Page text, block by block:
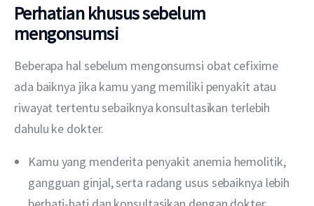
Perhatian khusus sebelum
mengonsumsi
Beberapa hal sebelum mengonsumsi obat cefixime
ada baiknya jika kamu yang memiliki penyakit atau
riwayat tertentu sebaiknya konsultasikan terlebih
dahulu ke dokter.
Kamu yang menderita penyakit anemia hemolitik,
gangguan ginjal, serta radang usus sebaiknya lebih